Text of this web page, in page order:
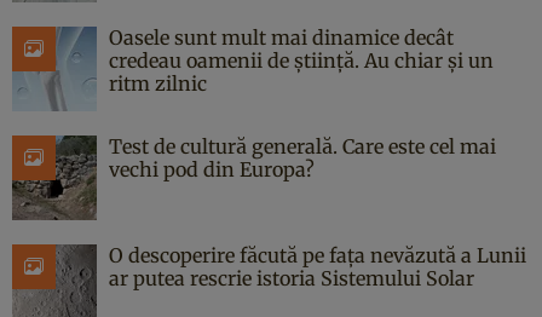
Oasele sunt mult mai dinamice decât
credeau oamenii de știință. Au chiar și un
ritm zilnic
Test de cultură generală. Care este cel mai
vechi pod din Europa?
O descoperire făcută pe fața nevăzută a Lunii
ar putea rescrie istoria Sistemului Solar